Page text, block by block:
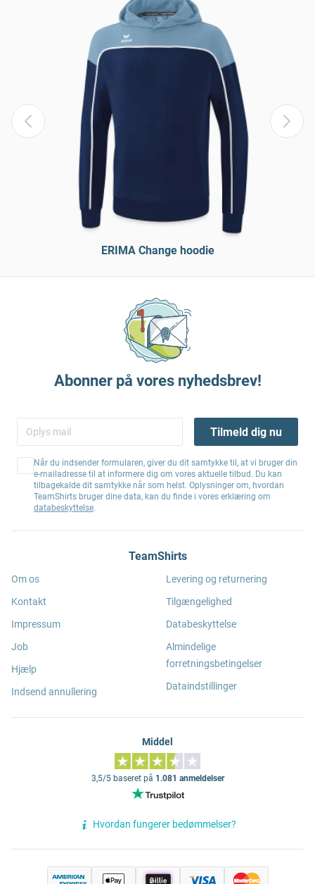
ERIMA Change hoodie
Abonner på vores nyhedsbrev!
Tilmeld dig nu
Når du indsender formularen, giver du dit samtykke til, at vi bruger din
e-mailadresse til at informere dig om vores aktuelle tilbud. Du kan
tilbagekalde dit samtykke når som helst. Oplysninger om, hvordan
TeamShirts bruger dine data, kan du finde i vores erklæring om
databeskyttelse.
TeamShirts
Om os
Kontakt
Impressum
Job
Hjælp
Indsend annullering
Levering og returnering
Tilgængelighed
Databeskyttelse
Almindelige
forretningsbetingelser
Dataindstillinger
Middel
3,5/5 baseret på 1.081 anmeldelser
Hvordan fungerer bedømmelser?